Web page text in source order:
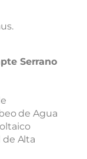
Serrano
de Agua
de Alta